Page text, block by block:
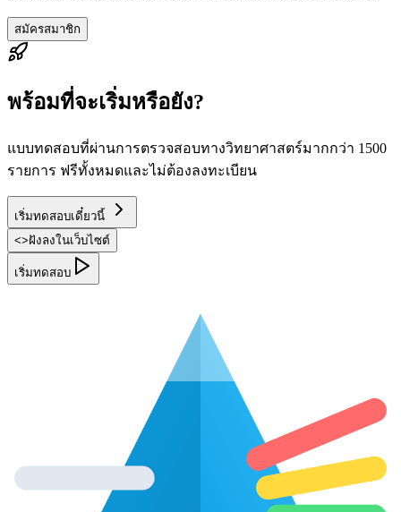
สมัครสมาชิก
พร้อมที่จะเริ่มหรือยัง?
แบบทดสอบที่ผ่านการตรวจสอบทางวิทยาศาสตร์มากกว่า 1500
รายการ ฟรีทั้งหมดและไม่ต้องลงทะเบียน
เริ่มทดสอบเดี๋ยวนี้
<>ฝังลงในเว็บไซต์
เริ่มทดสอบ